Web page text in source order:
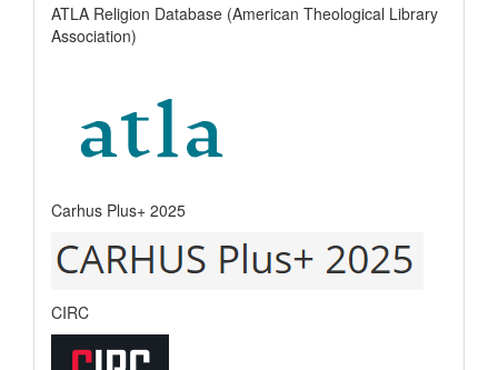
ATLA Religion Database (American Theological Library
Association)
Carhus Plus+ 2025
CIRC